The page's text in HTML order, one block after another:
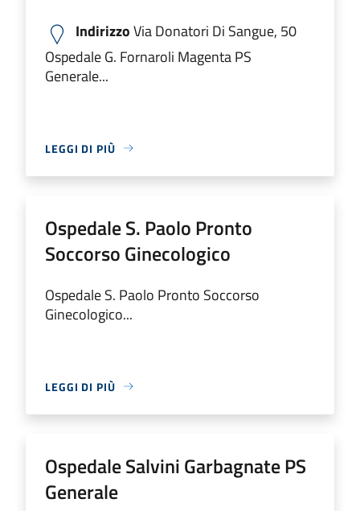
IndirizzoVia Donatori Di Sangue, 50
Ospedale G. Fornaroli Magenta PS
Generale...
LEGGI DI PIÙ
Ospedale S. Paolo Pronto
Soccorso Ginecologico
Ospedale S. Paolo Pronto Soccorso
Ginecologico...
LEGGI DI PIÙ
Ospedale Salvini Garbagnate PS
Generale